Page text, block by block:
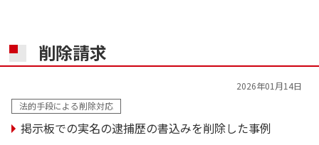
削除請求
2026年01月14日
法的手段による削除対応
掲示板での実名の逮捕歴の書込みを削除した事例